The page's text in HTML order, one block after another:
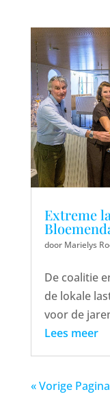
Extreme
door Marielys
De coalitie
de lokale
voor de
Lees meer
« Vorige Pagina